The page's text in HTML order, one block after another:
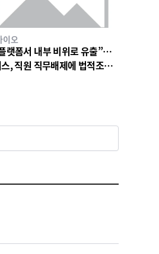
오
랫폼서 내부 비위로 유출”…
, 직원 직무배제에 법적조치